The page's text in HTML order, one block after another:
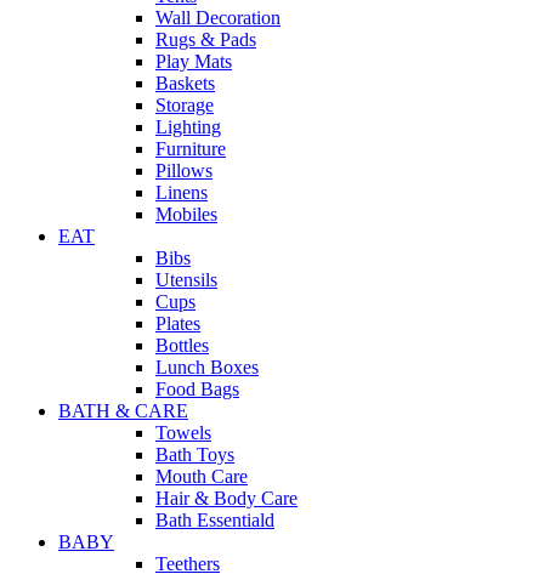
Wall Decoration
Rugs & Pads
Play Mats
Baskets
Storage
Lighting
Furniture
Pillows
Linens
Mobiles
EAT
Bibs
Utensils
Cups
Plates
Bottles
Lunch Boxes
Food Bags
BATH & CARE
Towels
Bath Toys
Mouth Care
Hair & Body Care
Bath Essentiald
BABY
Teethers